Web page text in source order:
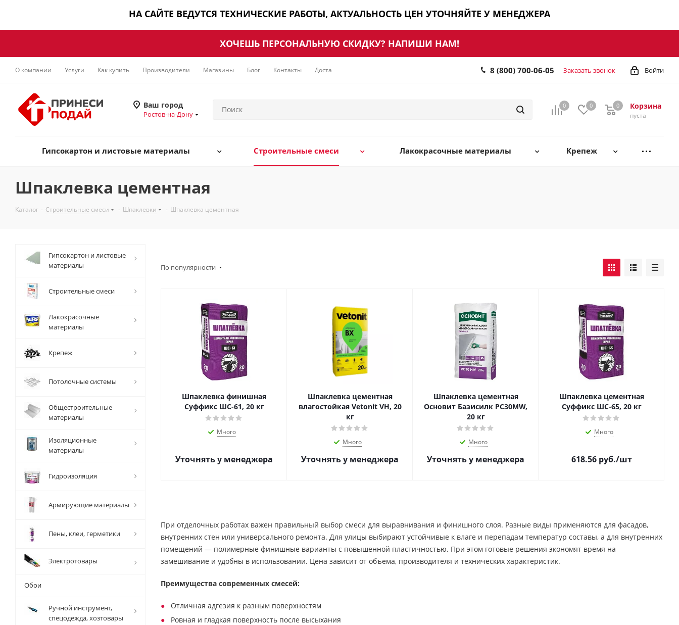
НА САЙТЕ ВЕДУТСЯ ТЕХНИЧЕСКИЕ РАБОТЫ, АКТУАЛЬНОСТЬ ЦЕН УТОЧНЯЙТЕ У МЕНЕДЖЕРА
ХОЧЕШЬ ПЕРСОНАЛЬНУЮ СКИДКУ? НАПИШИ НАМ!
О компании Услуги Как купить Производители Магазины Блог Контакты Доставка Войти
8 (800) 700-06-05 Заказать звонок
Ваш город
Ростов-на-Дону
0 0 Корзина
0
пуста
0
Гипсокартон и листовые материалы Строительные смеси Лакокрасочные материалы Крепеж
Шпаклевка цементная
Каталог - Строительные смеси - Шпаклевки - Шпаклевка цементная
По популярности
Шпаклевка финишная
Суффикс ШС-61, 20 кг
Много
Уточнять у менеджера
Шпаклевка цементная
влагостойкая Vetonit VH, 20
кг
Много
Уточнять у менеджера
Шпаклевка цементная
Основит Базисилк PC30MW,
20 кг
Много
Уточнять у менеджера
Шпаклевка цементная
Суффикс ШС-65, 20 кг
Много
618.56руб./шт
При отделочных работах важен правильный выбор смеси для выравнивания и финишного слоя. Разные виды применяются для фасадов,
внутренних стен или универсального ремонта. Для улицы выбирают устойчивые к влаге и перепадам температур составы, а для внутренних
помещений — полимерные финишные варианты с повышенной пластичностью. При этом готовые решения экономят время на
замешивание и удобны в использовании. Цена зависит от объема, производителя и технических характеристик.
Преимущества современных смесей:
Отличная адгезия к разным поверхностям
Ровная и гладкая поверхность после высыхания
Гипсокартон и листовые
материалы
Строительные смеси
Лакокрасочные
материалы
Крепеж
Потолочные системы
Общестроительные
материалы
Изоляционные
материалы
Гидроизоляция
Армирующие материалы
Пены, клеи, герметики
Электротовары
Обои
Ручной инструмент,
спецодежда, хозтовары